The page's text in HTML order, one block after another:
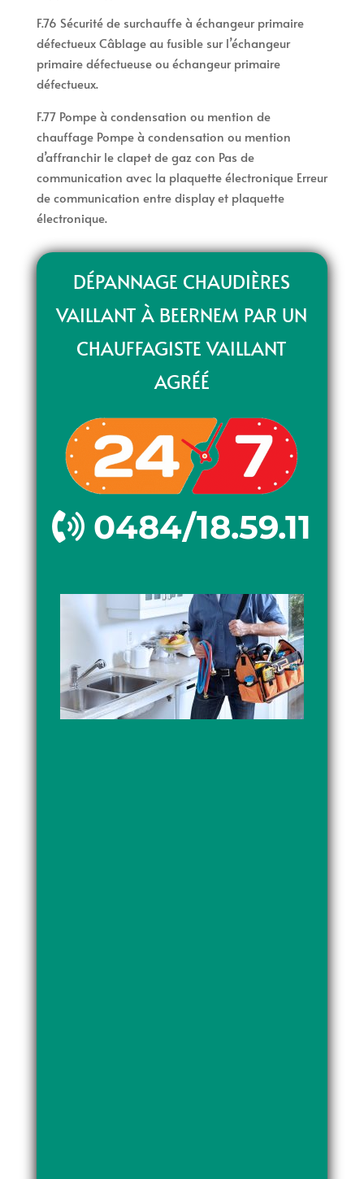
F.76 Sécurité de surchauffe à échangeur primaire
défectueux Câblage au fusible sur l’échangeur
primaire défectueuse ou échangeur primaire
défectueux.
F.77 Pompe à condensation ou mention de
chauffage Pompe à condensation ou mention
d’affranchir le clapet de gaz con Pas de
communication avec la plaquette électronique Erreur
de communication entre display et plaquette
électronique.
DÉPANNAGE CHAUDIÈRES
VAILLANT À BEERNEM PAR UN
CHAUFFAGISTE VAILLANT
AGRÉÉ
0484/18.59.11